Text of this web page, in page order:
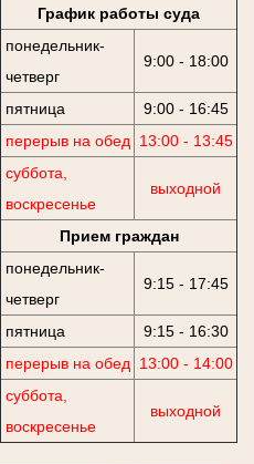
График работы суда
понедельник-
четверг
9:00 - 18:00
пятница
9:00 - 16:45
перерыв на обед
13:00 - 13:45
суббота,
воскресенье
выходной
Прием граждан
понедельник-
четверг
9:15 - 17:45
пятница
9:15 - 16:30
перерыв на обед
13:00 - 14:00
суббота,
воскресенье
выходной